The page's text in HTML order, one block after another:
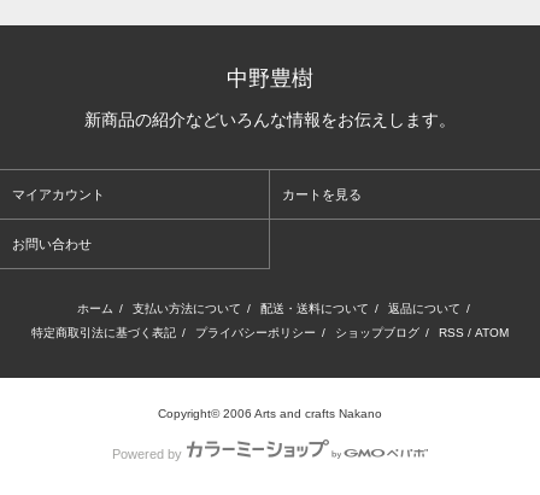
中野豊樹
新商品の紹介などいろんな情報をお伝えします。
マイアカウント カートを見る
お問い合わせ
ホーム / 支払い方法について / 配送・送料について / 返品について /
特定商取引法に基づく表記 / プライバシーポリシー / ショップブログ / RSS / ATOM
Copyright© 2006 Arts and crafts Nakano
Powered by